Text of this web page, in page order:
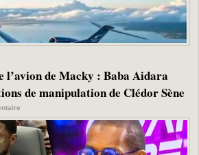
l’avion de Macky : Baba Aidara
de manipulation de Clédor Sène